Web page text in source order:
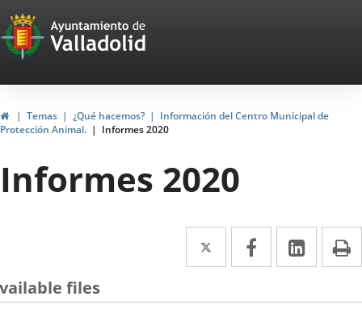
Portal
Web
del
Ayuntamiento
de
Valladolid
HomeTemas ¿Qué hacemos?
Información del Centro Municipal de
Protección Animal.
Informes 2020
Informes 2020
Twitter
Enlace
a
una
Facebook
Enlace
a
una
Enlace
a
una
files